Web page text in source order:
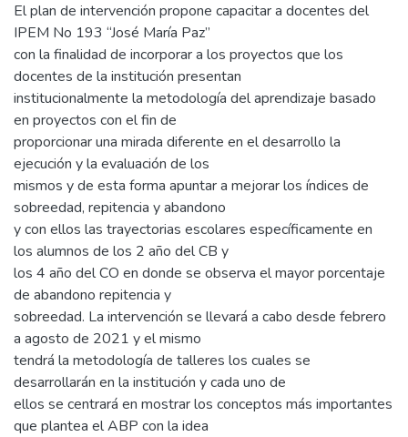
El plan de intervención propone capacitar a docentes del
IPEM No 193 “José María Paz”
con la finalidad de incorporar a los proyectos que los
docentes de la institución presentan
institucionalmente la metodología del aprendizaje basado
en proyectos con el fin de
proporcionar una mirada diferente en el desarrollo la
ejecución y la evaluación de los
mismos y de esta forma apuntar a mejorar los índices de
sobreedad, repitencia y abandono
y con ellos las trayectorias escolares específicamente en
los alumnos de los 2 año del CB y
los 4 año del CO en donde se observa el mayor porcentaje
de abandono repitencia y
sobreedad. La intervención se llevará a cabo desde febrero
a agosto de 2021 y el mismo
tendrá la metodología de talleres los cuales se
desarrollarán en la institución y cada uno de
ellos se centrará en mostrar los conceptos más importantes
que plantea el ABP con la idea